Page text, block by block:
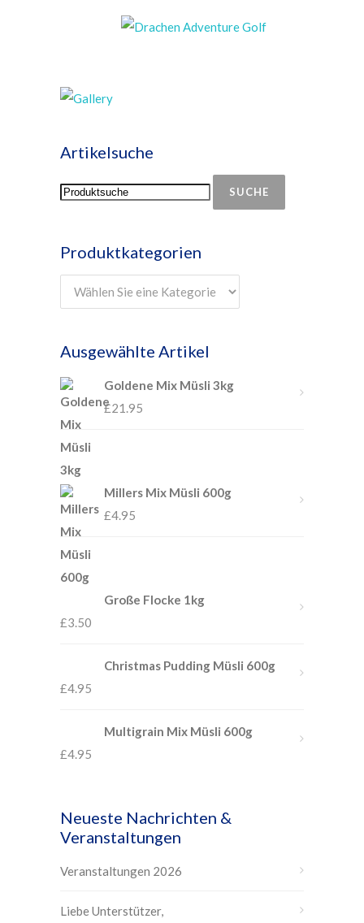
Artikelsuche
SUCHE
Produktkategorien
Ausgewählte Artikel
Goldene Mix Müsli 3kg
£21.95
Millers Mix Müsli 600g
£4.95
Große Flocke 1kg
£3.50
Christmas Pudding Müsli 600g
£4.95
Multigrain Mix Müsli 600g
£4.95
Neueste Nachrichten &
Veranstaltungen
Veranstaltungen 2026
Liebe Unterstützer,